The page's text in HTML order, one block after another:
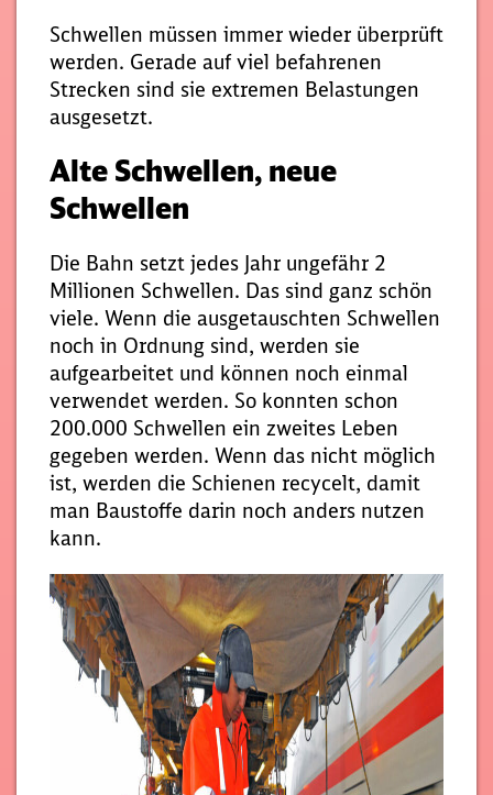
Schwellen müssen immer wieder überprüft
werden. Gerade auf viel befahrenen
Strecken sind sie extremen Belastungen
ausgesetzt.
Alte Schwellen, neue
Schwellen
Die Bahn setzt jedes Jahr ungefähr 2
Millionen Schwellen. Das sind ganz schön
viele. Wenn die ausgetauschten Schwellen
noch in Ordnung sind, werden sie
aufgearbeitet und können noch einmal
verwendet werden. So konnten schon
200.000 Schwellen ein zweites Leben
gegeben werden. Wenn das nicht möglich
ist, werden die Schienen recycelt, damit
man Baustoffe darin noch anders nutzen
kann.